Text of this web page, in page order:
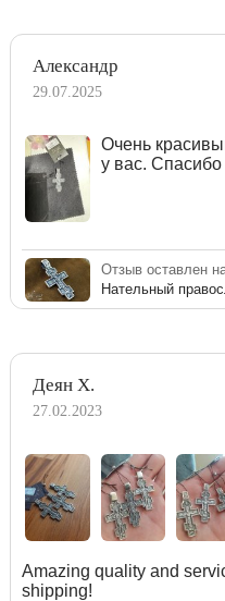
Александр
29.07.2025
Очень
у вас. Спасибо
Отзыв оставлен
Деян Х.
27.02.2023
Amazing quality and
shipping!